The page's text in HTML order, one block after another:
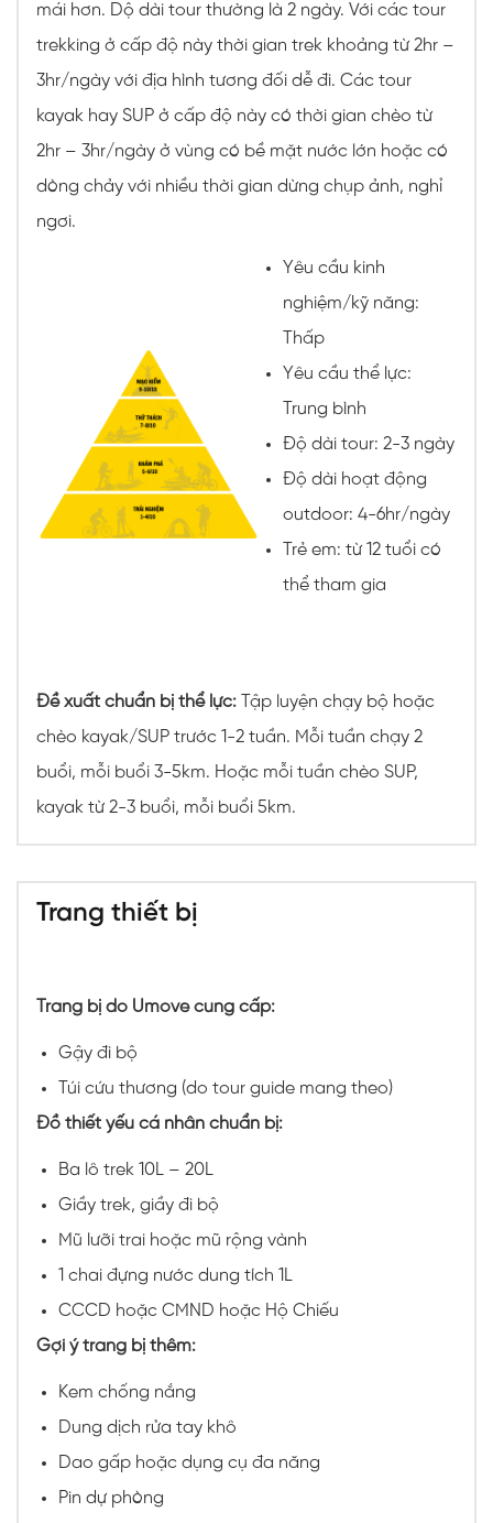
mái hơn. Dộ dài tour thường là 2 ngày. Với các tour
trekking ở cấp độ này thời gian trek khoảng từ 2hr –
3hr/ngày với địa hình tương đối dễ đi. Các tour
kayak hay SUP ở cấp độ này có thời gian chèo từ
2hr – 3hr/ngày ở vùng có bề mặt nước lớn hoặc có
dòng chảy với nhiều thời gian dừng chụp ảnh, nghỉ
ngơi.
Yêu cầu kinh
nghiệm/kỹ năng:
Thấp
Yêu cầu thể lực:
Trung bình
Độ dài tour: 2-3 ngày
Độ dài hoạt động
outdoor: 4-6hr/ngày
Trẻ em: từ 12 tuổi có
thể tham gia
Đề xuất chuẩn bị thể lực: Tập luyện chạy bộ hoặc
chèo kayak/SUP trước 1-2 tuần. Mỗi tuần chạy 2
buổi, mỗi buổi 3-5km. Hoặc mỗi tuần chèo SUP,
kayak từ 2-3 buổi, mỗi buổi 5km.
Trang thiết bị
Trang bị do Umove cung cấp:
Gậy đi bộ
Túi cứu thương (do tour guide mang theo)
Đồ thiết yếu cá nhân chuẩn bị:
Ba lô trek 10L – 20L
Giầy trek, giầy đi bộ
Mũ lưỡi trai hoặc mũ rộng vành
1 chai đựng nước dung tích 1L
CCCD hoặc CMND hoặc Hộ Chiếu
Gợi ý trang bị thêm:
Kem chống nắng
Dung dịch rửa tay khô
Dao gấp hoặc dụng cụ đa năng
Pin dự phòng